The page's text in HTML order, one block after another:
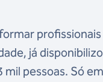
já
pessoas. Só